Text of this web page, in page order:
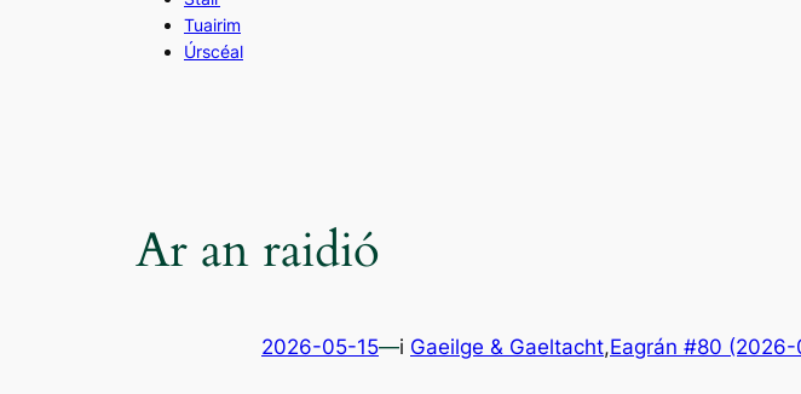
Tuairim
Úrscéal
Ar an raidió
2026-05-15—i Gaeilge & Gaeltacht,Eagrán #80 (2026-